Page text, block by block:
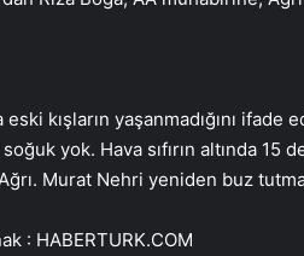
eski kışların yaşanmadığını
yok. Hava sıfırın altında
Murat Nehri yeniden buz
: HABERTURK.COM